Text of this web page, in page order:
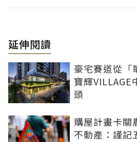
延伸閱讀
豪宅賽道從「
寶輝VILLAGE
頭
購屋計畫卡關
不動產：謹記